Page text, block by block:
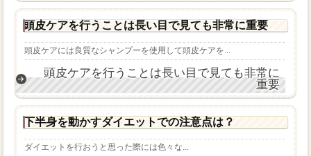
頭皮ケアを行うことは長い目で見ても非常に重要
頭皮ケアには良質なシャンプーを使用して頭皮ケアを...
頭皮ケアを行うことは長い目で見ても非常に
重要
下半身を動かすダイエットでの注意点は？
ダイエットを行おうと思った際には色々な...